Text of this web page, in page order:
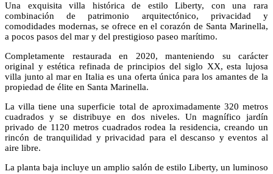
Una exquisita villa histórica de estilo Liberty, con una rara
combinación de patrimonio arquitectónico, privacidad y
comodidades modernas, se ofrece en el corazón de Santa Marinella,
a pocos pasos del mar y del prestigioso paseo marítimo.
Completamente restaurada en 2020, manteniendo su carácter
original y estética refinada de principios del siglo XX, esta lujosa
villa junto al mar en Italia es una oferta única para los amantes de la
propiedad de élite en Santa Marinella.
La villa tiene una superficie total de aproximadamente 320 metros
cuadrados y se distribuye en dos niveles. Un magnífico jardín
privado de 1120 metros cuadrados rodea la residencia, creando un
rincón de tranquilidad y privacidad para el descanso y eventos al
aire libre.
La planta baja incluye un amplio salón de estilo Liberty, un luminoso